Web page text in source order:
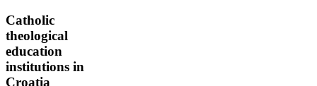
Catholic
theological
education
institutions in
Croatia